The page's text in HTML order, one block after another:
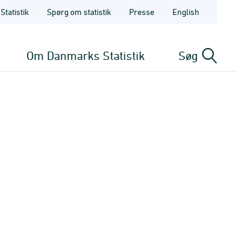
Spørg om statistik Presse English
Om Danmarks Statistik Søg